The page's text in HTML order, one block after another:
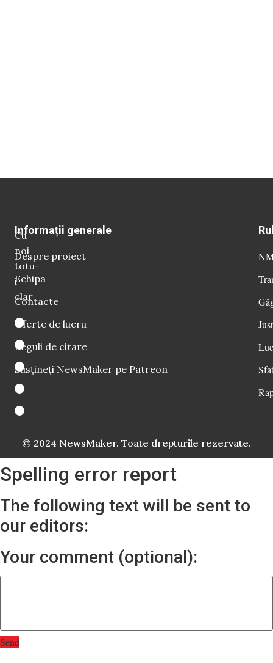
Cu
noi
totu-
i
clar
Informații generale
Despre proiect
Echipa
Contacte
Oferte de lucru
Reguli de citare
Susțineți NewsMaker pe Patreon
© 2024 NewsMaker. Toate drepturile rezervate.
Spelling error report
The following text will be sent to
our editors:
Your comment (optional):
Send